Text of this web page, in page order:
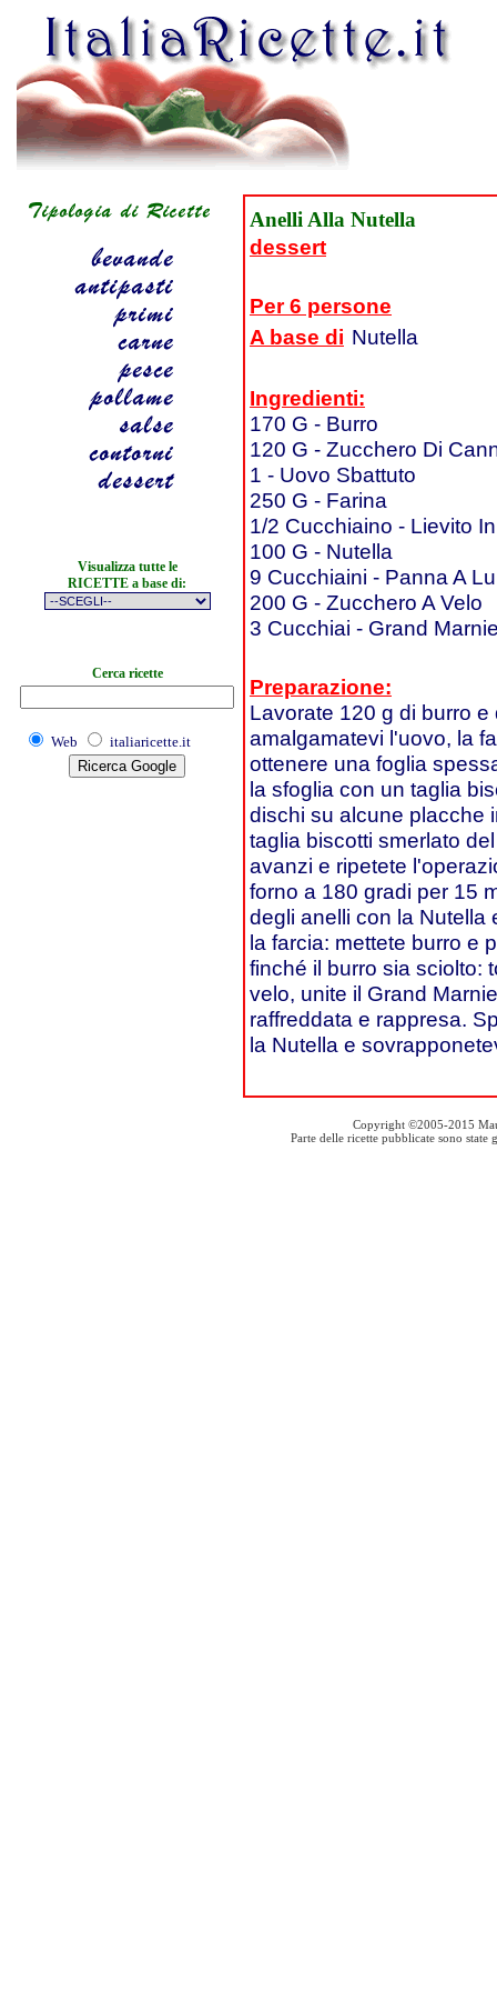
Visualizza tutte le
RICETTE a base di:
Cerca ricette
Web italiaricette.it
Anelli Alla Nutella
dessert
Per 6 persone
A base di Nutella
Ingredienti:
170 G - Burro
120 G - Zucchero Di
1 - Uovo Sbattuto
250 G - Farina
1/2 Cucchiaino - Lievito
100 G - Nutella
9 Cucchiaini - Panna A
200 G - Zucchero A Velo
3 Cucchiai - Grand
Preparazione:
Lavorate 120 g di burro
amalgamatevi l'uovo, la
ottenere una foglia
la sfoglia con un taglia
dischi su alcune placche
taglia biscotti smerlato
avanzi e ripetete
forno a 180 gradi per 15
degli anelli con la Nutella
la farcia: mettete burro e
finché il burro sia sciolto:
velo, unite il Grand
raffreddata e rappresa.
la Nutella e
Copyright ©2005-2015
Parte delle ricette pubblicate sono state